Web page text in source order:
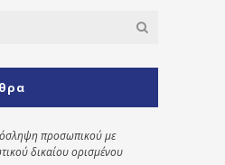
προσωπικού με
δικαίου ορισμένου